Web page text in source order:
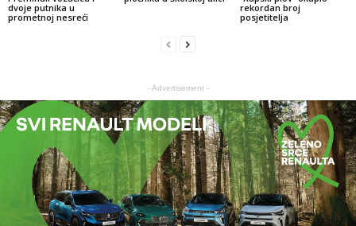
dvoje putnika u
prometnoj nesreći
rekordan broj
posjetitelja
- Advertisement -